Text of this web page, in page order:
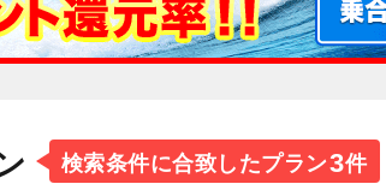
検索条件に合致したプラン3件